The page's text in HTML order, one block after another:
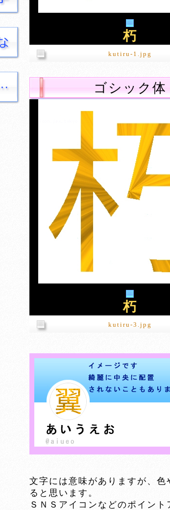
朽
kutiru-1.jpg
ゴシック体
朽
kutiru-3.jpg
文字には意味がありますが、
ると思います。
ＳＮＳアイコンなどのポイン